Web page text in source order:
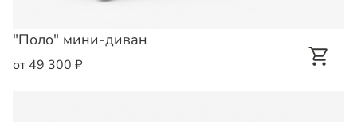
"Поло" мини-диван
от 49 300 ₽